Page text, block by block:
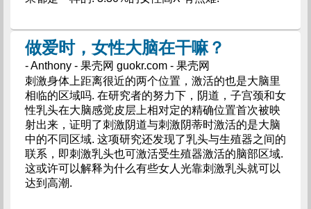
做爱时，女性大脑在干嘛？
- Anthony - 果壳网 guokr.com - 果壳网
刺激身体上距离很近的两个位置，激活的也是大脑里
相临的区域吗. 在研究者的努力下，阴道，子宫颈和女
性乳头在大脑感觉皮层上相对定的精确位置首次被映
射出来，证明了刺激阴道与刺激阴蒂时激活的是大脑
中的不同区域. 这项研究还发现了乳头与生殖器之间的
联系，即刺激乳头也可激活受生殖器激活的脑部区域.
这或许可以解释为什么有些女人光靠刺激乳头就可以
达到高潮.